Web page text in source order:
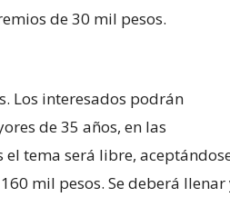
de 30 mil pesos.
Los interesados podrán
de 35 años, en las
tema será libre,
mil pesos. Se deberá llenar